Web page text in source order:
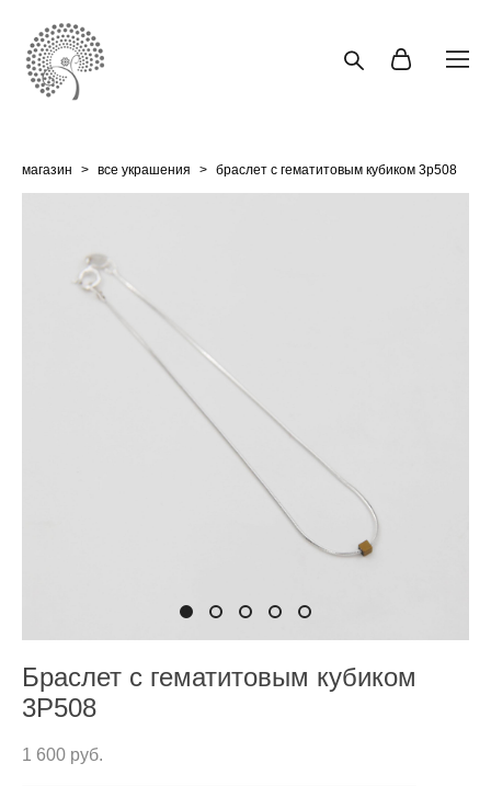
магазин > все украшения > браслет с гематитовым кубиком 3p508
Браслет с гематитовым кубиком
3P508
1 600 pуб.